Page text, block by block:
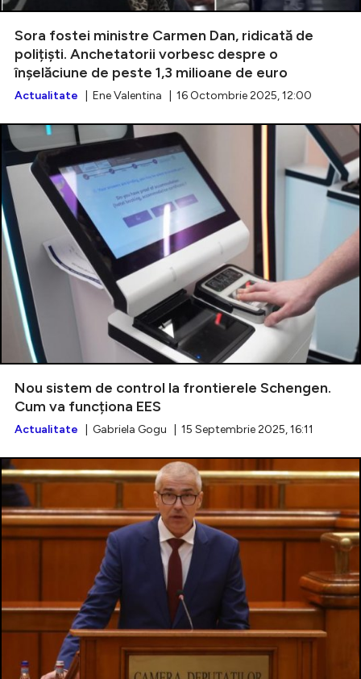
Sora fostei ministre Carmen Dan, ridicată de
polițiști. Anchetatorii vorbesc despre o
înșelăciune de peste 1,3 milioane de euro
Actualitate | Ene Valentina | 16 Octombrie 2025, 12:00
Nou sistem de control la frontierele Schengen.
Cum va funcționa EES
Actualitate | Gabriela Gogu | 15 Septembrie 2025, 16:11